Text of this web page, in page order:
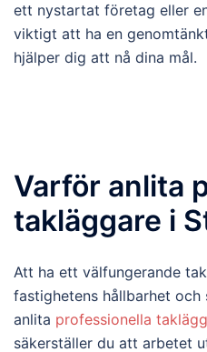
ett nystartat företag eller
viktigt att ha en
hjälper dig att nå dina mål.
Varför anlita
takläggare i
Att ha ett välfungerande
fastighetens hållbarhet och
anlita professionella
säkerställer du att arbetet